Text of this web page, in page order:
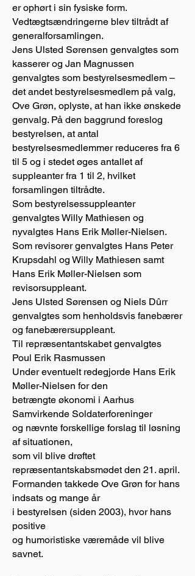
er ophørt i sin fysiske form.
Vedtægtsændringerne blev tiltrådt af
generalforsamlingen.
Jens Ulsted Sørensen genvalgtes som
kasserer og Jan Magnussen
genvalgtes som bestyrelsesmedlem –
det andet bestyrelsesmedlem på valg,
Ove Grøn, oplyste, at han ikke ønskede
genvalg. På den baggrund foreslog
bestyrelsen, at antal
bestyrelsesmedlemmer reduceres fra 6
til 5 og i stedet øges antallet af
suppleanter fra 1 til 2, hvilket
forsamlingen tiltrådte.
Som bestyrelsessuppleanter
genvalgtes Willy Mathiesen og
nyvalgtes Hans Erik Møller-Nielsen.
Som revisorer genvalgtes Hans Peter
Krupsdahl og Willy Mathiesen samt
Hans Erik Møller-Nielsen som
revisorsuppleant.
Jens Ulsted Sørensen og Niels Dûrr
genvalgtes som henholdsvis fanebærer
og fanebærersuppleant.
Til repræsentantskabet genvalgtes
Poul Erik Rasmussen
Under eventuelt redegjorde Hans Erik
Møller-Nielsen for den
betrængte økonomi i Aarhus
Samvirkende Soldaterforeninger
og nævnte forskellige forslag til løsning
af situationen,
som vil blive drøftet
repræsentantskabsmødet den 21. april.
Formanden takkede Ove Grøn for hans
indsats og mange år
i bestyrelsen (siden 2003), hvor hans
positive
og humoristiske væremåde vil blive
savnet.